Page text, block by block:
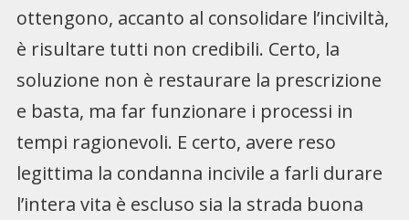
ottengono, accanto al consolidare l’inciviltà,
è risultare tutti non credibili. Certo, la
soluzione non è restaurare la prescrizione
e basta, ma far funzionare i processi in
tempi ragionevoli. E certo, avere reso
legittima la condanna incivile a farli durare
l’intera vita è escluso sia la strada buona